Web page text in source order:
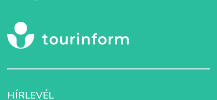
HÍRLEVÉL